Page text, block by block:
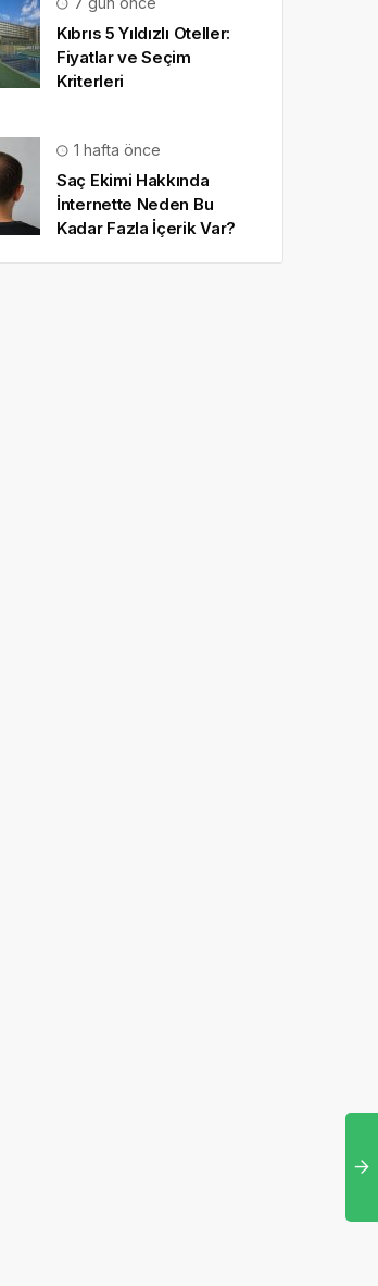
Kıbrıs 5 Yıldızlı Oteller:
Fiyatlar ve Seçim
Kriterleri
1 hafta önce
Saç Ekimi Hakkında
İnternette Neden Bu
Kadar Fazla İçerik Var?